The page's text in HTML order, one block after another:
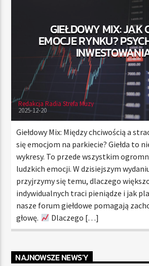
RADIO STREFA MUZY
21:00 24:00
GIEŁDOWY MIX: JAK
EMOCJE RYNKU?
Redakcja Radia Strefa Muzy
2025-12-20
Giełdowy Mix: Między chciwością a
się emocjom na parkiecie? Giełda to
wykresy. To przede wszystkim
ludzkich emocji. W dzisiejszym
przyjrzymy się temu, dlaczego
indywidualnych traci pieniądze i jak
nasze forum giełdowe pomagają
głowę.
Dlaczego […]
NAJNOWSZE NEWS'Y